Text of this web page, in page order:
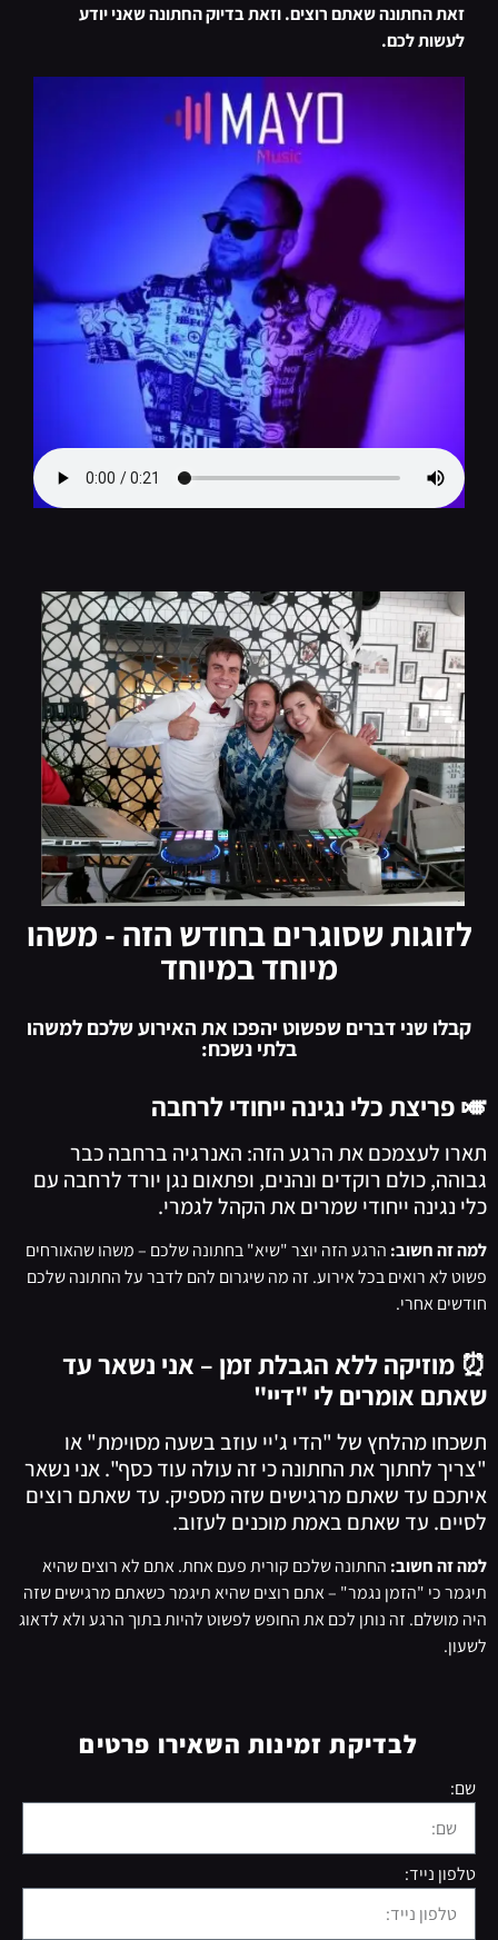
זאת החתונה שאתם רוצים. וזאת בדיוק החתונה שאני יודע
לעשות לכם.
לזוגות שסוגרים בחודש הזה - משהו
מיוחד במיוחד
קבלו שני דברים שפשוט יהפכו את האירוע שלכם למשהו
בלתי נשכח:
🎺 פריצת כלי נגינה ייחודי לרחבה
תארו לעצמכם את הרגע הזה: האנרגיה ברחבה כבר
גבוהה, כולם רוקדים ונהנים, ופתאום נגן יורד לרחבה עם
כלי נגינה ייחודי שמרים את הקהל לגמרי.
למה זה חשוב: הרגע הזה יוצר "שיא" בחתונה שלכם – משהו שהאורחים
פשוט לא רואים בכל אירוע. זה מה שיגרום להם לדבר על החתונה שלכם
חודשים אחרי.
⏰ מוזיקה ללא הגבלת זמן – אני נשאר עד
שאתם אומרים לי "דיי"
תשכחו מהלחץ של "הדי ג'יי עוזב בשעה מסוימת" או
"צריך לחתוך את החתונה כי זה עולה עוד כסף". אני נשאר
איתכם עד שאתם מרגישים שזה מספיק. עד שאתם רוצים
לסיים. עד שאתם באמת מוכנים לעזוב.
למה זה חשוב: החתונה שלכם קורית פעם אחת. אתם לא רוצים שהיא
תיגמר כי "הזמן נגמר" – אתם רוצים שהיא תיגמר כשאתם מרגישים שזה
היה מושלם. זה נותן לכם את החופש לפשוט להיות בתוך הרגע ולא לדאוג
לשעון.
לבדיקת זמינות השאירו פרטים
שם:
טלפון נייד: